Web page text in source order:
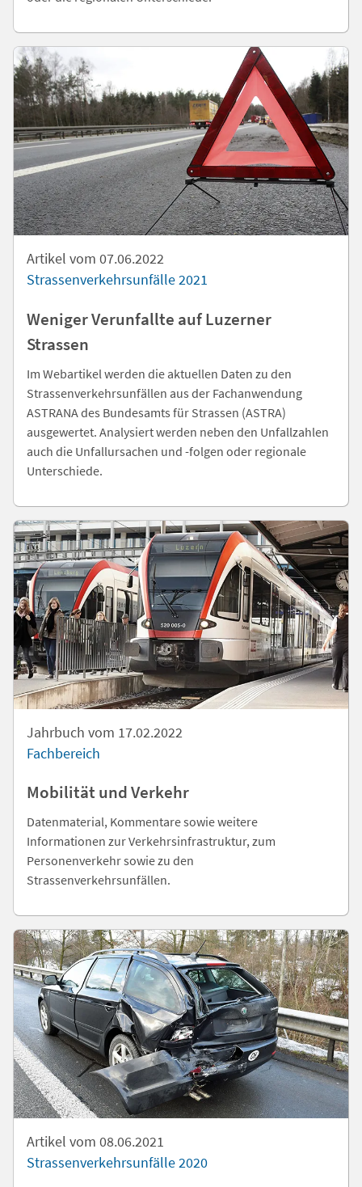
Artikel vom 07.06.2022
Strassenverkehrsunfälle 2021
Weniger Verunfallte auf Luzerner
Strassen
Im Webartikel werden die aktuellen Daten zu den
Strassenverkehrsunfällen aus der Fachanwendung
ASTRANA des Bundesamts für Strassen (ASTRA)
ausgewertet. Analysiert werden neben den Unfallzahlen
auch die Unfallursachen und -folgen oder regionale
Unterschiede.
Jahrbuch vom 17.02.2022
Fachbereich
Mobilität und Verkehr
Datenmaterial, Kommentare sowie weitere
Informationen zur Verkehrsinfrastruktur, zum
Personenverkehr sowie zu den
Strassenverkehrsunfällen.
Artikel vom 08.06.2021
Strassenverkehrsunfälle 2020